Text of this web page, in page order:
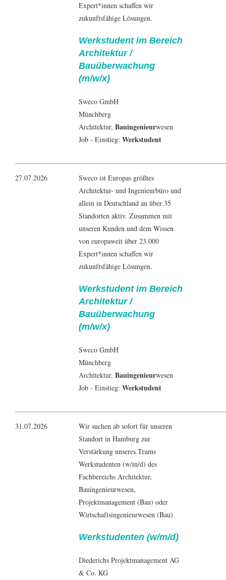
Expert*innen schaffen wir
zukunftsfähige Lösungen.
Werkstudent im Bereich
Architektur /
Bauüberwachung
(m/w/x)
Sweco GmbH
Münchberg
Architektur, Bauingenieurwesen
Job - Einstieg: Werkstudent
27.07.2026
Sweco ist Europas größtes
Architektur- und Ingenieurbüro und
allein in Deutschland an über 35
Standorten aktiv. Zusammen mit
unseren Kunden und dem Wissen
von europaweit über 23.000
Expert*innen schaffen wir
zukunftsfähige Lösungen.
Werkstudent im Bereich
Architektur /
Bauüberwachung
(m/w/x)
Sweco GmbH
Münchberg
Architektur, Bauingenieurwesen
Job - Einstieg: Werkstudent
31.07.2026
Wir suchen ab sofort für unseren
Standort in Hamburg zur
Verstärkung unseres Teams
Werkstudenten (w/m/d) des
Fachbereichs Architektur,
Bauingenieurwesen,
Projektmanagement (Bau) oder
Wirtschaftsingenieurwesen (Bau)
Werkstudenten (w/m/d)
Diederichs Projektmanagement AG
& Co. KG